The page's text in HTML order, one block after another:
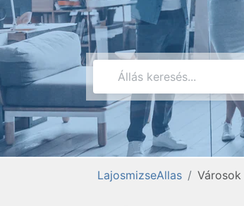
LajosmizseAllas Városok